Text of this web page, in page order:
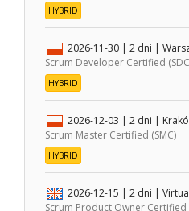
HYBRID
2026-11-30 | 2 dni |
Scrum Developer Certified
HYBRID
2026-12-03 | 2 dni |
Scrum Master Certified (SMC)
HYBRID
2026-12-15 | 2 dni |
Scrum Product Owner Certified